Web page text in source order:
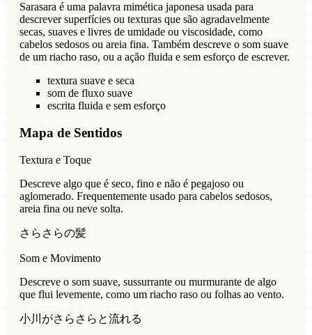
Sarasara é uma palavra mimética japonesa usada para
descrever superfícies ou texturas que são agradavelmente
secas, suaves e livres de umidade ou viscosidade, como
cabelos sedosos ou areia fina. Também descreve o som suave
de um riacho raso, ou a ação fluida e sem esforço de escrever.
textura suave e seca
som de fluxo suave
escrita fluida e sem esforço
Mapa de Sentidos
Textura e Toque
Descreve algo que é seco, fino e não é pegajoso ou
aglomerado. Frequentemente usado para cabelos sedosos,
areia fina ou neve solta.
さらさらの髪
Som e Movimento
Descreve o som suave, sussurrante ou murmurante de algo
que flui levemente, como um riacho raso ou folhas ao vento.
小川がさらさらと流れる